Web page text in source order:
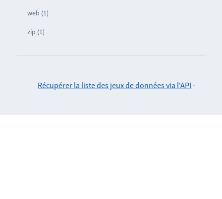
web (1)
zip (1)
Récupérer la liste des jeux de données via l'API -